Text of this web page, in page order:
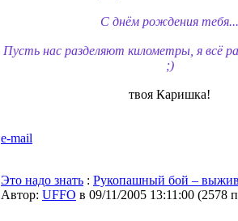
С днём рождения тебя...
Пусть нас разделяют километры, я всё
;)
твоя Каришка!
e-mail
Это надо знать : Рукопашный бой –
Автор: UFFO в 09/11/2005 13:11:00 (2578